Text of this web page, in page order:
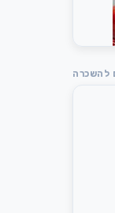
להשכרה